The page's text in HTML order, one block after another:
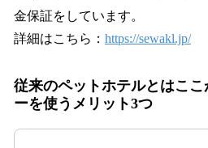
金保証をしています。
詳細はこちら： https://sewakl.jp/
従来のペットホテルとはこ
ーを使うメリット3つ